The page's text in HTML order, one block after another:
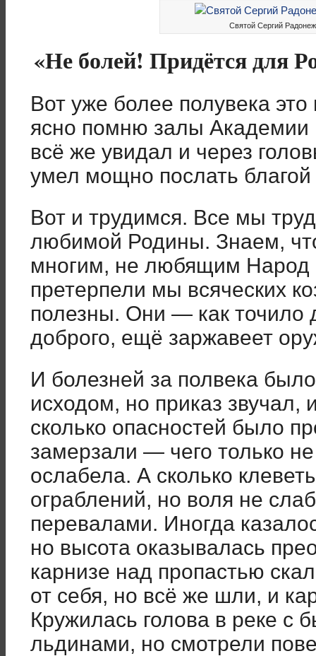
Святой Сергий
«Не болей! Придётся для
Вот уже более полувека это
ясно помню залы Академии
всё же увидал и через
умел мощно послать благой
Вот и трудимся. Все мы
любимой Родины. Знаем,
многим, не любящим Народ
претерпели мы всяческих
полезны. Они — как точило
доброго, ещё заржавеет
И болезней за полвека
исходом, но приказ звучал,
сколько опасностей было
замерзали — чего только
ослабела. А сколько
ограблений, но воля не
перевалами. Иногда
но высота оказывалась
карнизе над пропастью
от себя, но всё же шли, и
Кружилась голова в реке с
льдинами, но смотрели